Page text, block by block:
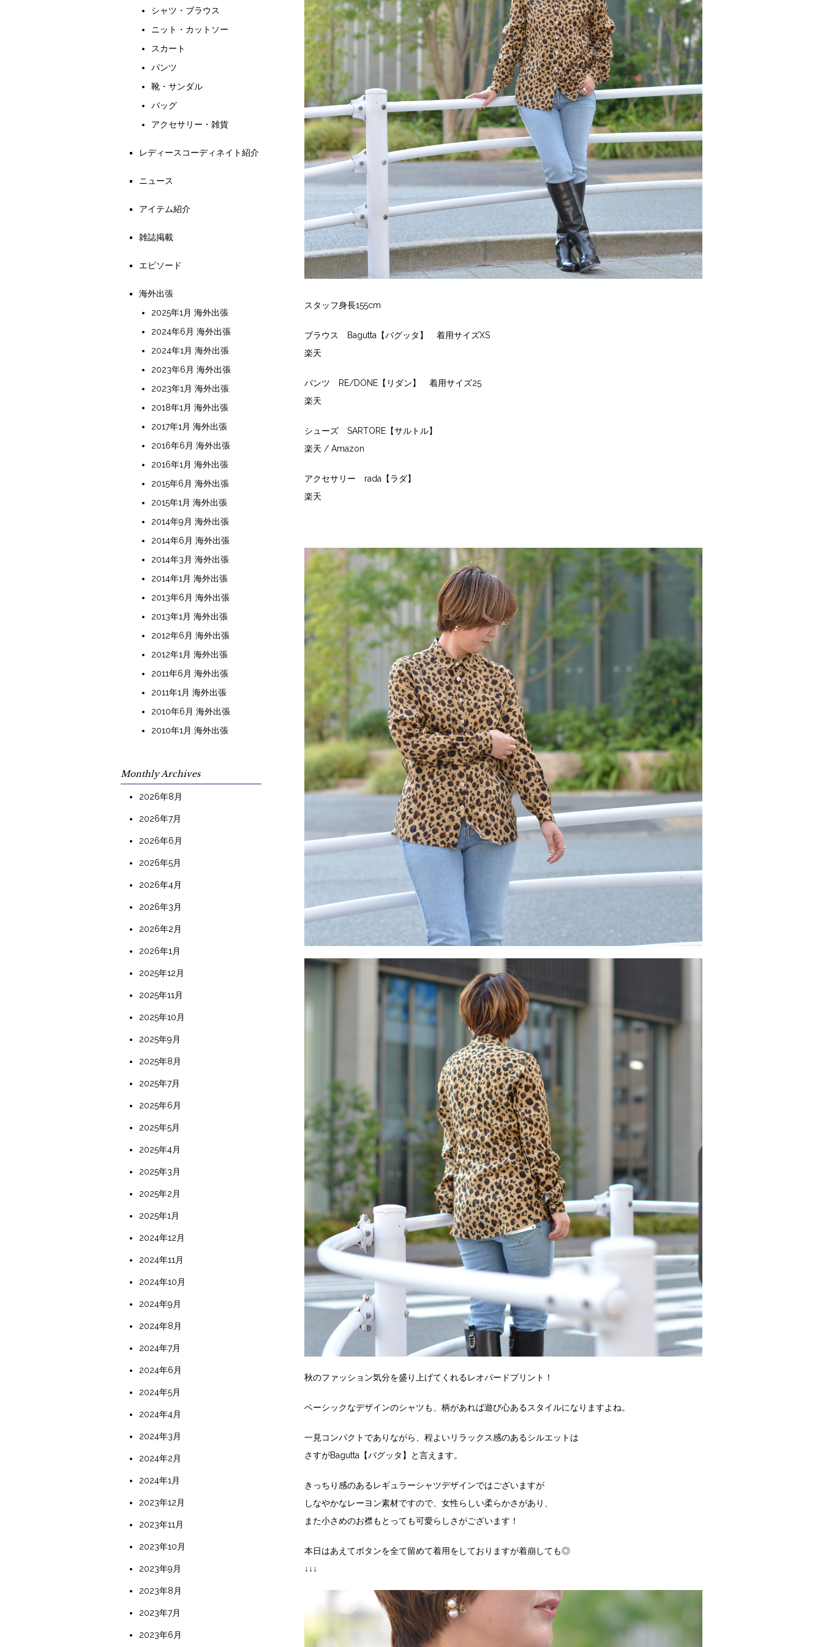
スタッフ身長155cm
ブラウス Bagutta【バグッタ】 着用サイズXS
楽天
パンツ RE/DONE【リダン】 着用サイズ25
楽天
シューズ SARTORE【サルトル】
楽天 / Amazon
アクセサリー rada【ラダ】
楽天
秋のファッション気分を盛り上げてくれるレオパードプリント！
ベーシックなデザインのシャツも、柄があれば遊び心あるスタイルになりますよね。
一見コンパクトでありながら、程よいリラックス感のあるシルエットは
さすがBagutta【バグッタ】と言えます。
きっちり感のあるレギュラーシャツデザインではございますが
しなやかなレーヨン素材ですので、女性らしい柔らかさがあり、
また小さめのお襟もとっても可愛らしさがございます！
本日はあえてボタンを全て留めて着用をしておりますが着崩しても◎
↓↓↓
シャツ・ブラウス
ニット・カットソー
スカート
パンツ
靴・サンダル
バッグ
アクセサリー・雑貨
レディースコーディネイト紹介
ニュース
アイテム紹介
雑誌掲載
エピソード
海外出張
2025年1月 海外出張
2024年6月 海外出張
2024年1月 海外出張
2023年6月 海外出張
2023年1月 海外出張
2018年1月 海外出張
2017年1月 海外出張
2016年6月 海外出張
2016年1月 海外出張
2015年6月 海外出張
2015年1月 海外出張
2014年9月 海外出張
2014年6月 海外出張
2014年3月 海外出張
2014年1月 海外出張
2013年6月 海外出張
2013年1月 海外出張
2012年6月 海外出張
2012年1月 海外出張
2011年6月 海外出張
2011年1月 海外出張
2010年6月 海外出張
2010年1月 海外出張
Monthly Archives
2026年8月
2026年7月
2026年6月
2026年5月
2026年4月
2026年3月
2026年2月
2026年1月
2025年12月
2025年11月
2025年10月
2025年9月
2025年8月
2025年7月
2025年6月
2025年5月
2025年4月
2025年3月
2025年2月
2025年1月
2024年12月
2024年11月
2024年10月
2024年9月
2024年8月
2024年7月
2024年6月
2024年5月
2024年4月
2024年3月
2024年2月
2024年1月
2023年12月
2023年11月
2023年10月
2023年9月
2023年8月
2023年7月
2023年6月